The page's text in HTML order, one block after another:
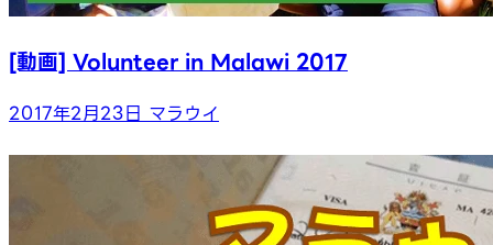
[動画] Volunteer in Malawi 2017
2017年2月23日 マラウイ